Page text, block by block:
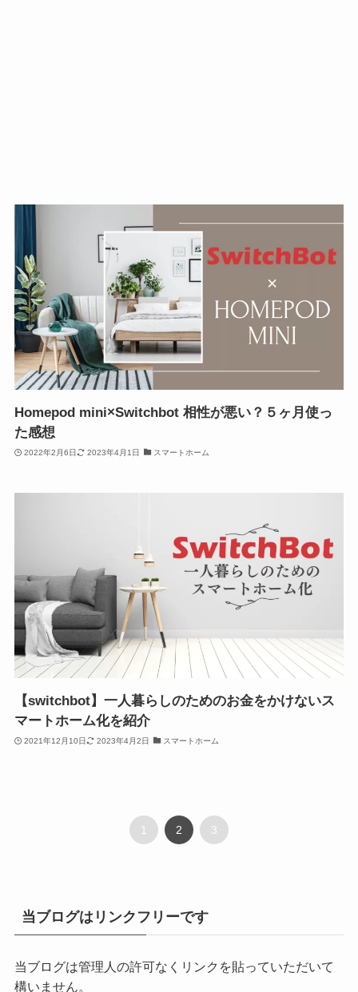
Homepod mini×Switchbot 相性が悪い？５ヶ月使っ
た感想
2022年2月6日 2023年4月1日 スマートホーム
【switchbot】一人暮らしのためのお金をかけないス
マートホーム化を紹介
2021年12月10日 2023年4月2日 スマートホーム
1 2 3
当ブログはリンクフリーです
当ブログは管理人の許可なくリンクを貼っていただいて
構いません。